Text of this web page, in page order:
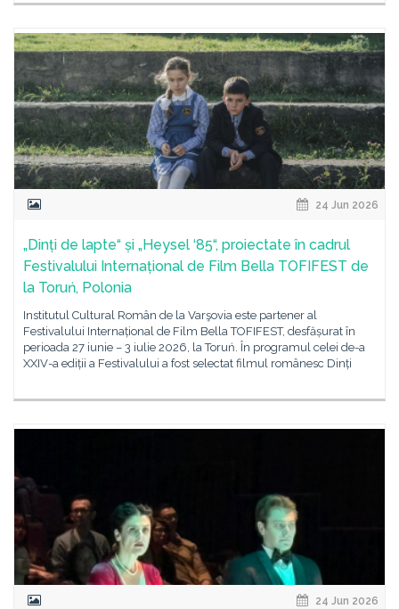
24 Jun 2026
„Dinți de lapte“ și „Heysel ‘85“, proiectate în cadrul
Festivalului Internațional de Film Bella TOFIFEST de
la Toruń, Polonia
Institutul Cultural Român de la Varşovia este partener al
Festivalului Internațional de Film Bella TOFIFEST, desfășurat în
perioada 27 iunie – 3 iulie 2026, la Toruń. În programul celei de-a
XXIV-a ediții a Festivalului a fost selectat filmul românesc Dinți
24 Jun 2026